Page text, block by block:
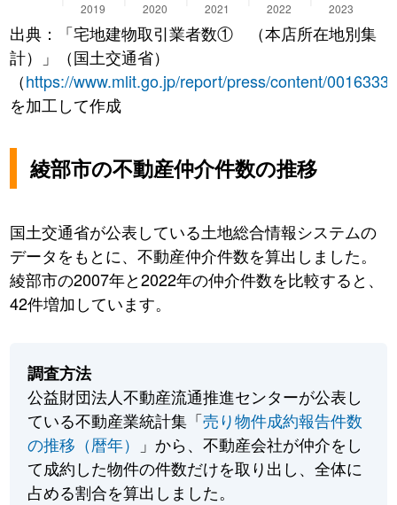
出典：「宅地建物取引業者数① （本店所在地別集
計）」（国土交通省）
（https://www.mlit.go.jp/report/press/content/
を加工して作成
綾部市の不動産仲介件数の推移
国土交通省が公表している土地総合情報システムの
データをもとに、不動産仲介件数を算出しました。
綾部市の2007年と2022年の仲介件数を比較すると、
42件増加しています。
調査方法
公益財団法人不動産流通推進センターが公表し
ている不動産業統計集「売り物件成約報告件数
の推移（暦年）
」から、不動産会社が仲介をし
て成約した物件の件数だけを取り出し、全体に
占める割合を算出しました。